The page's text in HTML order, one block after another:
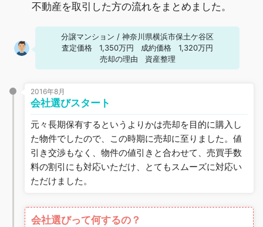
不動産を取引した方の流れをまとめました。
分譲マンション / 神奈川県横浜市保土ケ谷区
査定価格
1,350万円 成約価格
1,320万円
売却の理由
資産整理
2016年8月
会社選びスタート
元々長期保有するというよりかは売却を目的に購入し
た物件でしたので、この時期に売却に至りました。値
引き交渉もなく、物件の値引きと合わせて、売買手数
料の割引にも対応いただけ、とてもスムーズに対応い
ただけました。
会社選びって何するの？